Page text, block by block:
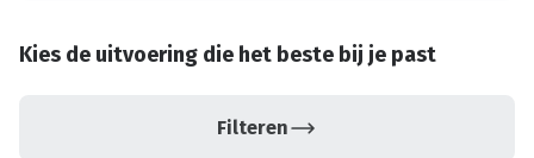
Kies de uitvoering die het beste bij je past
Filteren